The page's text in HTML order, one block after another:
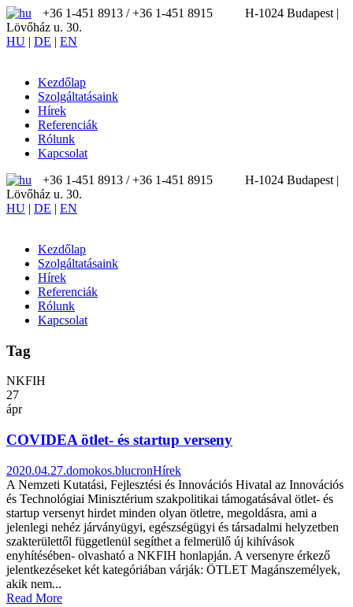
+36 1-451 8913 / ‪+36 1-451 8915
H-1024 Budapest |
Lövőház u. 30.
HU | DE | EN
Kezdőlap
Szolgáltatásaink
Hírek
Referenciák
Rólunk
Kapcsolat
+36 1-451 8913 / ‪+36 1-451 8915
H-1024 Budapest |
Lövőház u. 30.
HU | DE | EN
Kezdőlap
Szolgáltatásaink
Hírek
Referenciák
Rólunk
Kapcsolat
Tag
NKFIH
27
ápr
COVIDEA ötlet- és startup verseny
2020.04.27.domokos.blucronHírek
A Nemzeti Kutatási, Fejlesztési és Innovációs Hivatal az Innovációs
és Technológiai Minisztérium szakpolitikai támogatásával ötlet- és
startup versenyt hirdet minden olyan ötletre, megoldásra, ami a
jelenlegi nehéz járványügyi, egészségügyi és társadalmi helyzetben
szakterülettől függetlenül segíthet a felmerülő új kihívások
enyhítésében- olvasható a NKFIH honlapján. A versenyre érkező
jelentkezéseket két kategóriában várják: ÖTLET Magánszemélyek,
akik nem...
Read More